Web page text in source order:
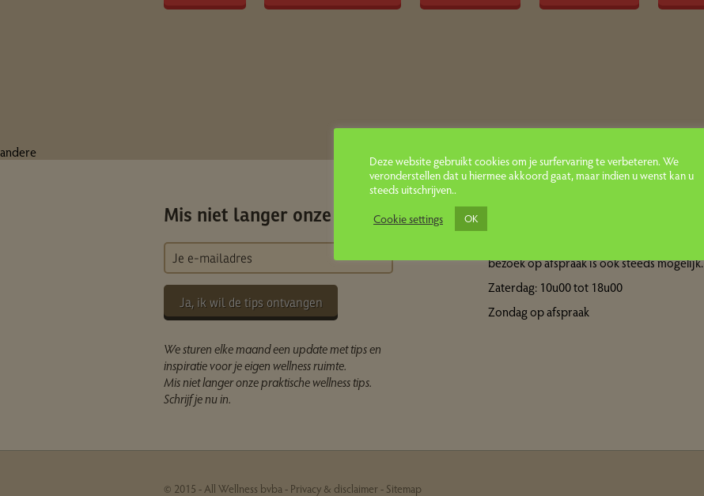
andere
Mis niet langer onze tips
Ja, ik wil de tips ontvangen
We sturen elke maand een update met tips en
inspiratie voor je eigen wellness ruimte.
Mis niet langer onze praktische wellness tips.
Schrijf je nu in.
bezoek op afspraak is ook steeds mogelijk.
Zaterdag: 10u00 tot 18u00
Zondag op afspraak
© 2015 - All Wellness bvba - Privacy & disclaimer- Sitemap
Deze website gebruikt cookies om je surfervaring te verbeteren. We
veronderstellen dat u hiermee akkoord gaat, maar indien u wenst kan u
steeds uitschrijven..
Cookie settings
OK